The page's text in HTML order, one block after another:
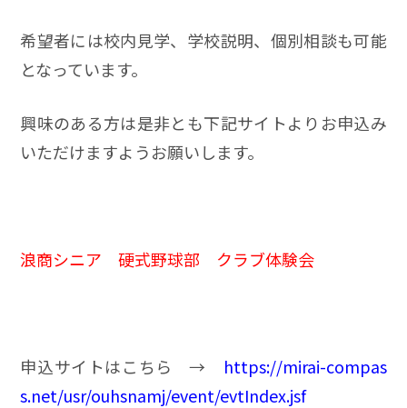
希望者には校内見学、学校説明、個別相談も可能
となっています。
興味のある方は是非とも下記サイトよりお申込み
いただけますようお願いします。
浪商シニア 硬式野球部 クラブ体験会
申込サイトはこちら → https://mirai-compas
s.net/usr/ouhsnamj/event/evtIndex.jsf